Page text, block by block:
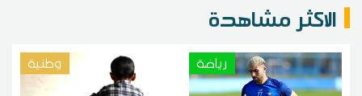
الاكثر مشاهدة
رياضة وطنية